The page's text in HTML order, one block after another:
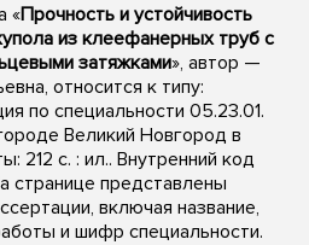
«Прочность и устойчивость
из клеефанерных труб с
затяжками», автор —
относится к типу:
по специальности 05.23.01.
Великий Новгород в
212 с. : ил.. Внутренний код
странице представлены
включая название,
и шифр специальности.